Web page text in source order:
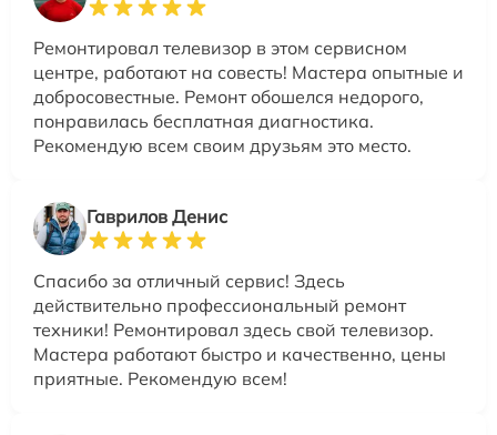
Ремонтировал телевизор в этом сервисном
центре, работают на совесть! Мастера опытные и
добросовестные. Ремонт обошелся недорого,
понравилась бесплатная диагностика.
Рекомендую всем своим друзьям это место.
Гаврилов Денис
Спасибо за отличный сервис! Здесь
действительно профессиональный ремонт
техники! Ремонтировал здесь свой телевизор.
Мастера работают быстро и качественно, цены
приятные. Рекомендую всем!